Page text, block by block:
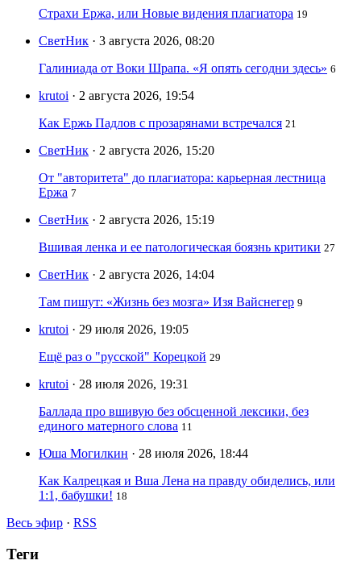
Страхи Ержа, или Новые видения плагиатора 19
СветНик · 3 августа 2026, 08:20
Галиниада от Воки Шрапа. «Я опять сегодни здесь» 6
krutoi · 2 августа 2026, 19:54
Как Ержь Падлов с прозарянами встречался 21
СветНик · 2 августа 2026, 15:20
От "авторитета" до плагиатора: карьерная лестница
Ержа 7
СветНик · 2 августа 2026, 15:19
Вшивая ленка и ее патологическая боязнь критики 27
СветНик · 2 августа 2026, 14:04
Там пишут: «Жизнь без мозга» Изя Вайснегер 9
krutoi · 29 июля 2026, 19:05
Ещё раз о "русской" Корецкой 29
krutoi · 28 июля 2026, 19:31
Баллада про вшивую без обсценной лексики, без
единого матерного слова 11
Юша Могилкин · 28 июля 2026, 18:44
Как Калрецкая и Вша Лена на правду обиделись, или
1:1, бабушки! 18
Весь эфир · RSS
Теги